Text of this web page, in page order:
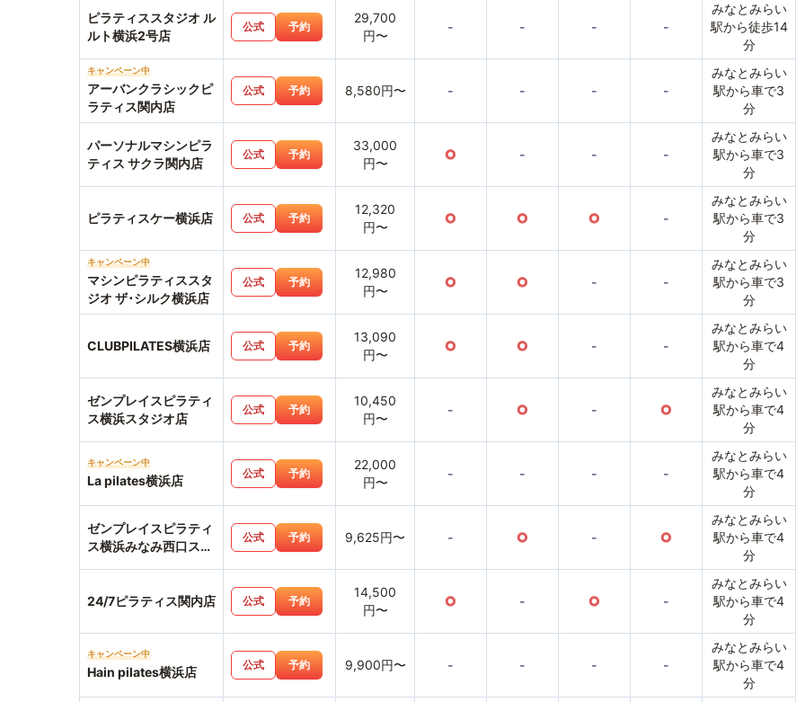
ピラティススタジオ ル
ルト横浜2号店
公式 予約
29,700
円〜
- - - -
みなとみらい
駅から徒歩14
分
キャンペーン中
アーバンクラシックピ
ラティス関内店
公式 予約 8,580円〜 - - - -
みなとみらい
駅から車で3
分
パーソナルマシンピラ
ティス サクラ関内店
公式 予約
33,000
円〜
○ - - -
みなとみらい
駅から車で3
分
ピラティスケー横浜店 公式 予約
12,320
円〜
○ ○ ○ -
みなとみらい
駅から車で3
分
キャンペーン中
マシンピラティススタ
ジオ ザ･シルク横浜店
公式 予約
12,980
円〜
○ ○ - -
みなとみらい
駅から車で3
分
CLUBPILATES横浜店 公式 予約
13,090
円〜
○ ○ - -
みなとみらい
駅から車で4
分
ゼンプレイスピラティ
ス横浜スタジオ店
公式 予約
10,450
円〜
- ○ - ○
みなとみらい
駅から車で4
分
キャンペーン中
La pilates横浜店 公式 予約
22,000
円〜
- - - -
みなとみらい
駅から車で4
分
ゼンプレイスピラティ
ス横浜みなみ西口スタ
公式 予約 9,625円〜 - ○ - ○
みなとみらい
駅から車で4
分
24/7ピラティス関内店 公式 予約
14,500
円〜
○ - ○ -
みなとみらい
駅から車で4
分
キャンペーン中
Hain pilates横浜店 公式 予約 9,900円〜 - - - -
みなとみらい
駅から車で4
分